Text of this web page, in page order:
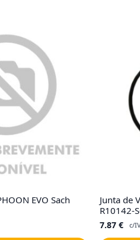
EVO Sach
Junta de
R10142-
7.87 € c/